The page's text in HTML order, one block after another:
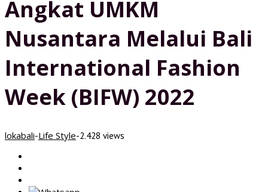
Angkat UMKM
Nusantara Melalui Bali
International Fashion
Week (BIFW) 2022
lokabali-Life Style-2.428 views